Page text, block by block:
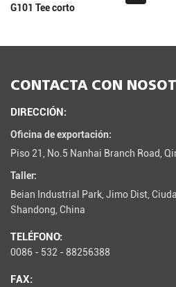
G101 Tee corto
CONTACTA CON
DIRECCIÓN:
Oficina de exportación:
Piso 21, No.5 Nanhai Branch Road,
Taller:
Beian Industrial Park, Jimo Dist,
Shandong, China
TELÉFONO:
0086 - 532 - 88256388
FAX: